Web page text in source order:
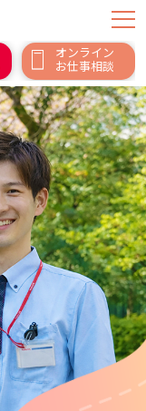
オンライン
お仕事相談